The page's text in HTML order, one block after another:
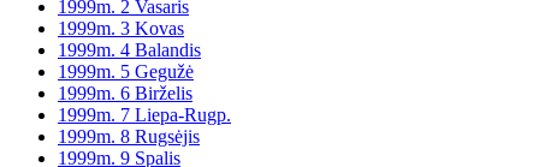
1999m. 2 Vasaris
1999m. 3 Kovas
1999m. 4 Balandis
1999m. 5 Gegužė
1999m. 6 Birželis
1999m. 7 Liepa-Rugp.
1999m. 8 Rugsėjis
1999m. 9 Spalis